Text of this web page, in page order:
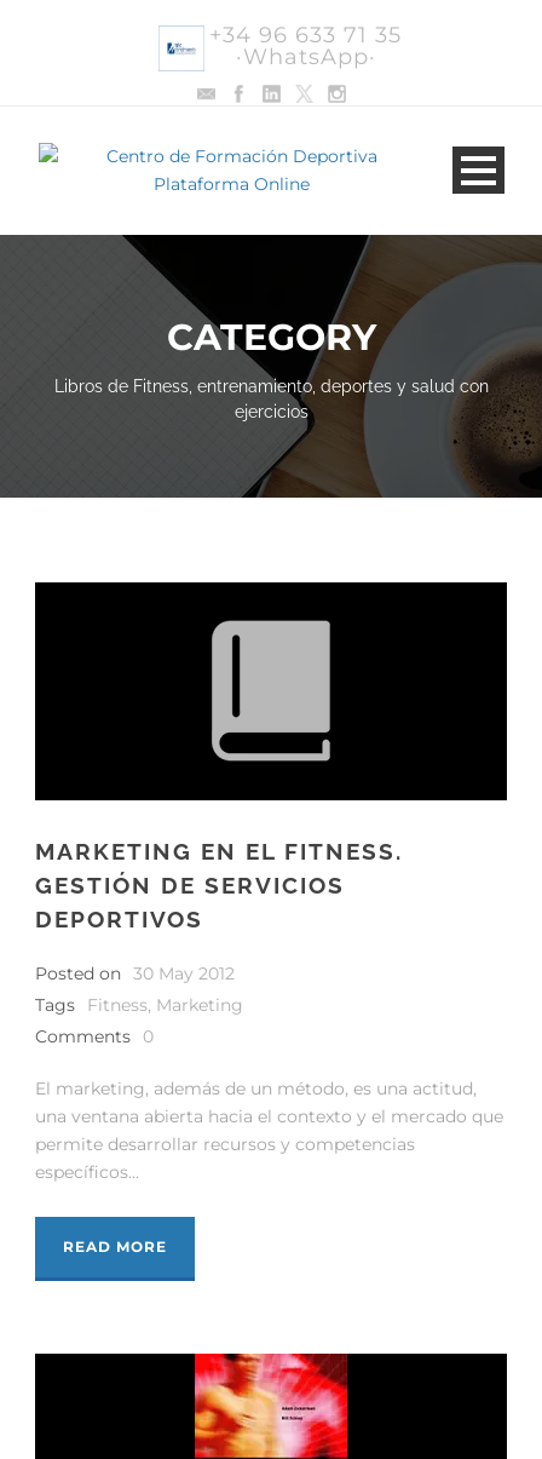
+34 96 633 71 35
·WhatsApp·
CATEGORY
Libros de Fitness, entrenamiento, deportes y salud con
ejercicios
MARKETING EN EL FITNESS.
GESTIÓN DE SERVICIOS
DEPORTIVOS
Posted on 30 May 2012
Tags
Fitness, Marketing
Comments
0
El marketing, además de un método, es una actitud,
una ventana abierta hacia el contexto y el mercado que
permite desarrollar recursos y competencias
específicos...
READ MORE